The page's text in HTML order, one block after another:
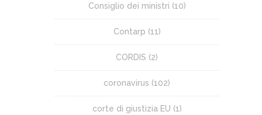
Consiglio dei ministri (10)
Contarp (11)
CORDIS (2)
coronavirus (102)
corte di giustizia EU (1)